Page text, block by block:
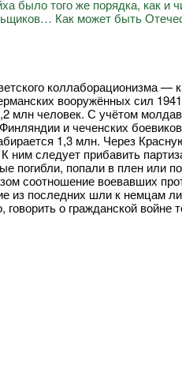
было того же порядка, как и
Как может быть
коллаборационизма —
вооружённых сил
млн человек. С учётом
и чеченских
1,3 млн. Через
следует прибавить
погибли, попали в плен или
соотношение воевавших
из последних шли к немцам
о гражданской войне